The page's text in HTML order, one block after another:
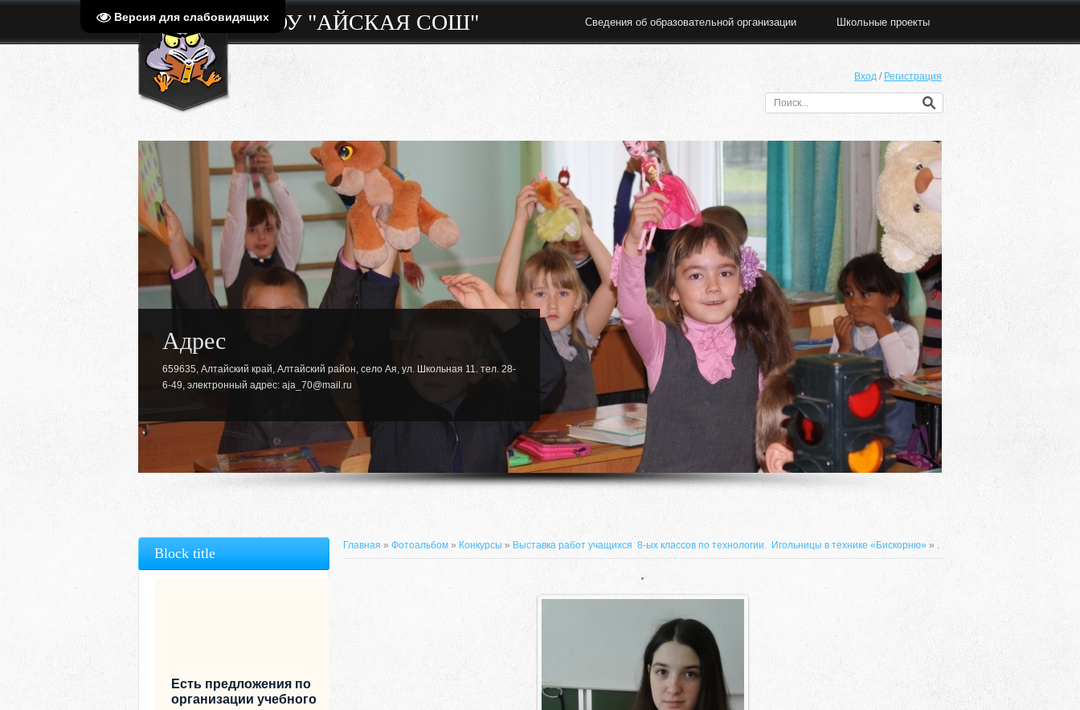
Версия для слабовидящихМБОУ "АЙСКАЯ СОШ" Сведения об образовательной организации Школьные проекты
Вход / Регистрация
Адрес
659635, Алтайский край, Алтайский район, село Ая, ул. Школьная 11. тел. 28-
6-49, электронный адрес: aja_70@mail.ru
659635, Алтайский край, Алтайский район, село Ая, ул. Школьная 11. тел. 28-
Главная » Фотоальбом » Конкурсы » Выставка работ учащихся 8-ых классов по технологии. Игольницы в технике «Бискорню» » .
.
Block title
Есть предложения по
организации учебного